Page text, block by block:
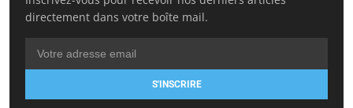
directement dans votre boîte mail.
S'INSCRIRE